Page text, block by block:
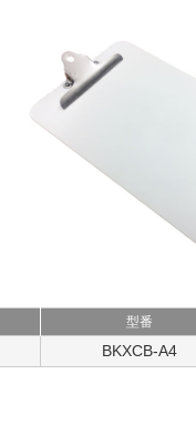
型番
BKXCB-A4